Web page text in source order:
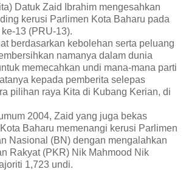
Datuk Zaid Ibrahim mengesahkan
kerusi Parlimen Kota Baharu pada
13 (PRU-13).
berdasarkan kebolehan serta peluang
namanya dalam dunia
memecahkan undi mana-mana parti
kepada pemberita selepas
pilihan raya Kita di Kubang Kerian, di
2004, Zaid yang juga bekas
Baharu memenangi kerusi Parlimen
Nasional (BN) dengan mengalahkan
Rakyat (PKR) Nik Mahmood Nik
1,723 undi.